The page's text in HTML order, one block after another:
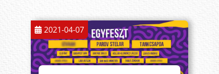
2021-04-07